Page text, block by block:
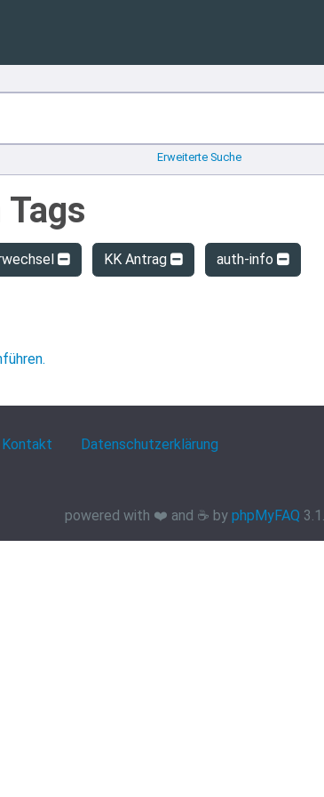
Erweiterte Suche
KK Antrag auth-info
Kontakt Datenschutzerklärung
powered with ❤️ and ☕️ by phpMyFAQ